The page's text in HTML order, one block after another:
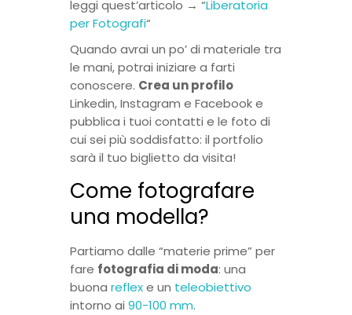
leggi quest’articolo → “Liberatoria
per Fotografi“
Quando avrai un po’ di materiale tra
le mani, potrai iniziare a farti
conoscere. Crea un profilo
Linkedin, Instagram e Facebook e
pubblica i tuoi contatti e le foto di
cui sei più soddisfatto: il portfolio
sarà il tuo biglietto da visita!
Come fotografare
una modella?
Partiamo dalle “materie prime” per
fare fotografia di moda: una
buona reflexe un teleobiettivo
intorno ai 90-100 mm.